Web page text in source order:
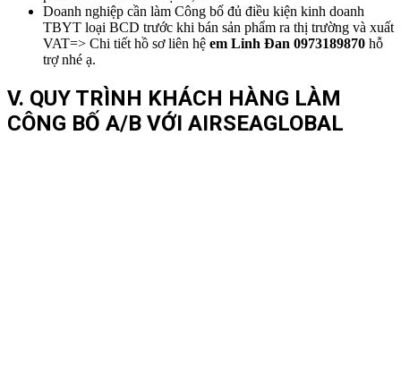
Doanh nghiệp cần làm Công bố đủ điều kiện kinh doanh
TBYT loại BCD trước khi bán sản phẩm ra thị trường và xuất
VAT=> Chi tiết hồ sơ liên hệ em Linh Đan 0973189870 hỗ
trợ nhé ạ.
V. QUY TRÌNH KHÁCH HÀNG LÀM
CÔNG BỐ A/B VỚI AIRSEAGLOBAL